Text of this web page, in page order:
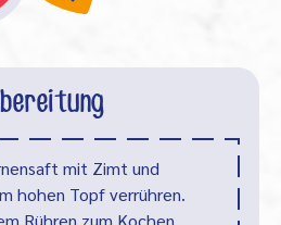
mit Zimt und
hohen Topf verrühren.
Rühren zum Kochen